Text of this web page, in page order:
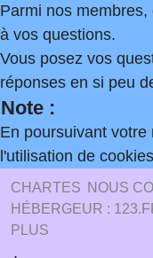
Parmi nos
à vos questions.
Vous posez vos
réponses en si peu
Note :
En poursuivant
l'utilisation de
CHARTES NOUS
HÉBERGEUR :
PLUS
.